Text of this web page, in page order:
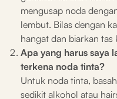
mengusap noda
lembut. Bilas dengan
hangat dan biarkan tas
Apa yang harus saya
terkena noda tinta?
Untuk noda tinta,
sedikit alkohol atau